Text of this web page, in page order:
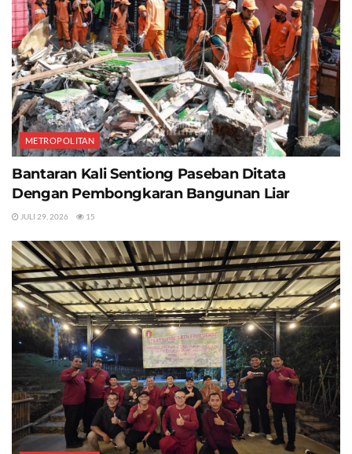
METROPOLITAN
Bantaran Kali Sentiong Paseban Ditata
Dengan Pembongkaran Bangunan Liar
JULI 29, 2026 15